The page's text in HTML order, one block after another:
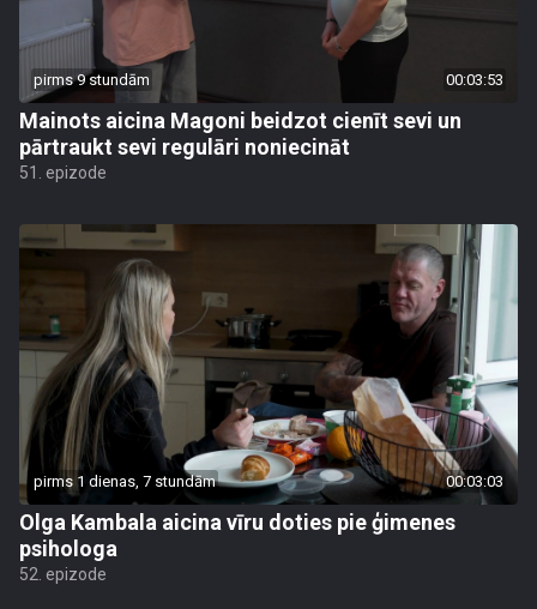
pirms 9 stundām 00:03:53
Mainots aicina Magoni beidzot cienīt sevi un
pārtraukt sevi regulāri noniecināt
51. epizode
pirms 1 dienas, 7 stundām 00:03:03
Olga Kambala aicina vīru doties pie ģimenes
psihologa
52. epizode